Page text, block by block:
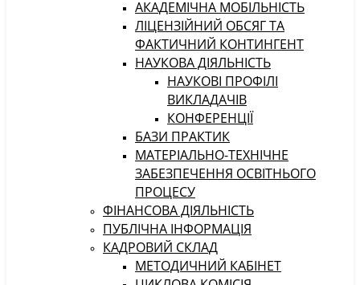
АКАДЕМІЧНА МОБІЛЬНІСТЬ
ЛІЦЕНЗІЙНИЙ ОБСЯГ ТА
ФАКТИЧНИЙ КОНТИНГЕНТ
НАУКОВА ДІЯЛЬНІСТЬ
НАУКОВІ ПРОФІЛІ
ВИКЛАДАЧІВ
КОНФЕРЕНЦІЇ
БАЗИ ПРАКТИК
МАТЕРІАЛЬНО-ТЕХНІЧНЕ
ЗАБЕЗПЕЧЕННЯ ОСВІТНЬОГО
ПРОЦЕСУ
ФІНАНСОВА ДІЯЛЬНІСТЬ
ПУБЛІЧНА ІНФОРМАЦІЯ
КАДРОВИЙ СКЛАД
МЕТОДИЧНИЙ КАБІНЕТ